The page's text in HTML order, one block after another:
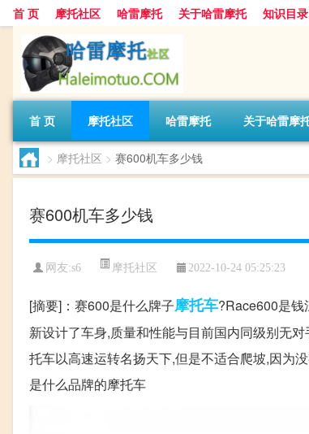
首 页 摩托社区 哈雷摩托 关于哈雷摩托 知识目录
首 页 摩托社区 哈雷摩托 关于哈雷摩
> 摩托社区 > 赛600机车多少钱
赛600机车多少钱
网友:s6 摩托社区 2022-10-24 05:25:23
[摘要]：赛600是什么牌子摩托车?Race600是
新设计了车身,质量和性能与目前国内同级别无
托车以高速运转名扬天下,但是不适合爬坡,因为
是什么品牌的摩托车